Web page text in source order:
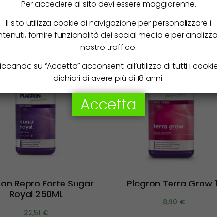
Aggiungi al carrello
Repro Forte Sugar
Royal 250ML
22,51 €
Aggiungi al carrello
Plagron Terra Grow
8,90 €
Per accedere al sito devi essere maggiorenne.
Il sito utilizza cookie di navigazione per personalizzare i
fornire funzionalità dei social media e per
nostro traffico.
su “Accetta” acconsenti all’utilizzo di tutti i
dichiari di avere più di 18 anni.
Accetta